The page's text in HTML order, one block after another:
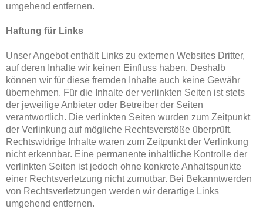
umgehend entfernen.
Haftung für Links
Unser Angebot enthält Links zu externen Websites Dritter,
auf deren Inhalte wir keinen Einfluss haben. Deshalb
können wir für diese fremden Inhalte auch keine Gewähr
übernehmen. Für die Inhalte der verlinkten Seiten ist stets
der jeweilige Anbieter oder Betreiber der Seiten
verantwortlich. Die verlinkten Seiten wurden zum Zeitpunkt
der Verlinkung auf mögliche Rechtsverstöße überprüft.
Rechtswidrige Inhalte waren zum Zeitpunkt der Verlinkung
nicht erkennbar. Eine permanente inhaltliche Kontrolle der
verlinkten Seiten ist jedoch ohne konkrete Anhaltspunkte
einer Rechtsverletzung nicht zumutbar. Bei Bekanntwerden
von Rechtsverletzungen werden wir derartige Links
umgehend entfernen.